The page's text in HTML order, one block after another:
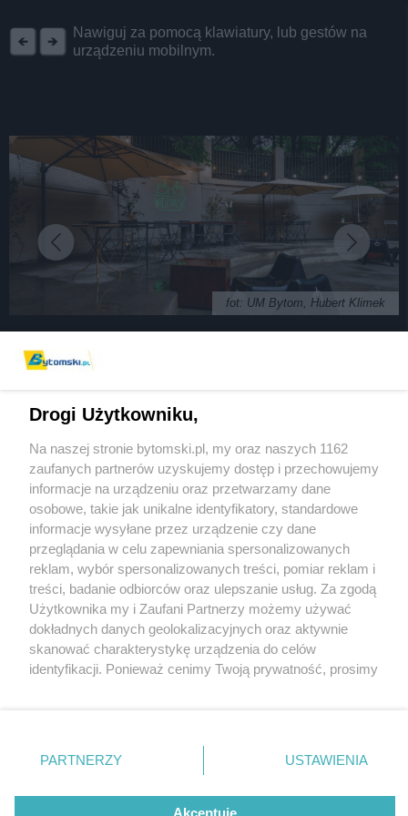
Nawiguj za pomocą klawiatury, lub gestów na
urządzeniu mobilnym.
fot: UM Bytom, Hubert Klimek
gastronomiczna ciekawostka na mapie Bytomia
4 / 5
Restauracja Widzimisie w
Bytomiu
Wydawca mediów lokalnych
Nie zapomnij
zapoznać się z:
polityką prywatności regulamin korzystania z portali
Twojemiasto
Piekary Śląskie
Chorzów
Tarnowskie Góry
Gliwice
Skontakuj sięz nami
Kontakt
Wydawca
Pogoda
Drogi Użytkowniku,
Na naszej stronie bytomski.pl, my oraz naszych 1162
zaufanych partnerów uzyskujemy dostęp i przechowujemy
informacje na urządzeniu oraz przetwarzamy dane
osobowe, takie jak unikalne identyfikatory, standardowe
informacje wysyłane przez urządzenie czy dane
przeglądania w celu zapewniania spersonalizowanych
reklam, wybór spersonalizowanych treści, pomiar reklam i
treści, badanie odbiorców oraz ulepszanie usług. Za zgodą
Użytkownika my i Zaufani Partnerzy możemy używać
dokładnych danych geolokalizacyjnych oraz aktywnie
skanować charakterystykę urządzenia do celów
identyfikacji. Ponieważ cenimy Twoją prywatność, prosimy
prywatności znajdujący się w lewym dolnym rogu strony
. Niektóre rodzaje przetwarzania danych nie wymagają
zgody użytkownika, ale masz prawo sprzeciwić się
takiemu przetwarzaniu. Preferencje będą miały
PARTNERZY USTAWIENIA
Akceptuję